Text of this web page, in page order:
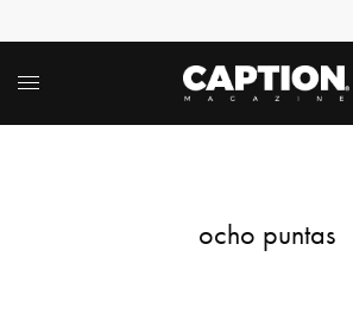
ocho puntas